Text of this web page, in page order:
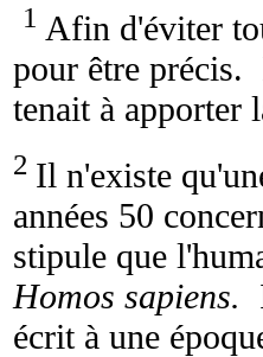
1 Afin d'éviter
pour être précis.
tenait à apporter
2 Il n'existe
années 50
stipule que
Homos sapiens.
écrit à une